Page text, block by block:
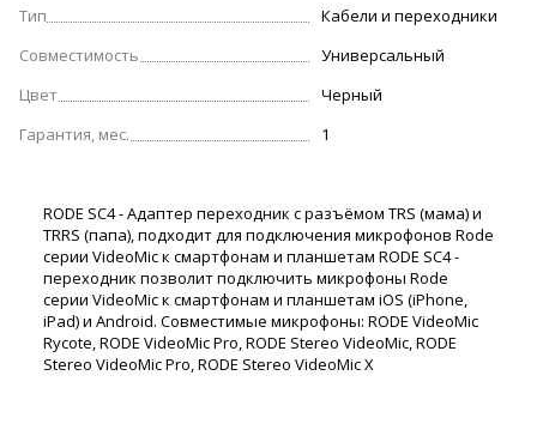
Тип
Кабели и переходники
Совместимость
Универсальный
Цвет
Черный
Гарантия, мес.
1
RODE SC4 - Адаптер переходник с разъёмом TRS (мама) и
TRRS (папа), подходит для подключения микрофонов Rode
серии VideoMic к смартфонам и планшетам RODE SC4 -
переходник позволит подключить микрофоны Rode
серии VideoMic к смартфонам и планшетам iOS (iPhone,
iPad) и Android. Совместимые микрофоны: RODE VideoMic
Rycote, RODE VideoMic Pro, RODE Stereo VideoMic, RODE
Stereo VideoMic Pro, RODE Stereo VideoMic X